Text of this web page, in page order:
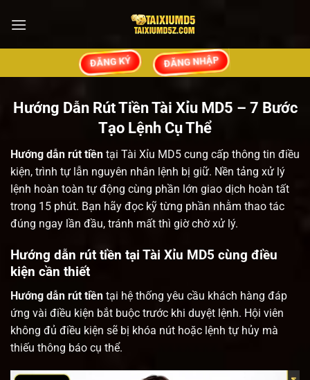
đến
ĐĂNG KÝ ĐĂNG NHẬP
Hướng Dẫn Rút Tiền Tài Xỉu MD5 – 7 Bước
Tạo Lệnh Cụ Thể
Hướng dẫn rút tiền tại Tài Xỉu MD5 cung cấp thông tin điều
kiện, trình tự lẫn nguyên nhân lệnh bị giữ. Nền tảng xử lý
lệnh hoàn toàn tự động cùng phần lớn giao dịch hoàn tất
trong 15 phút. Bạn hãy đọc kỹ từng phần nhằm thao tác
đúng ngay lần đầu, tránh mất thì giờ chờ xử lý.
Hướng dẫn rút tiền tại Tài Xỉu MD5 cùng điều
kiện cần thiết
Hướng dẫn rút tiền tại hệ thống yêu cầu khách hàng đáp
ứng vài điều kiện bắt buộc trước khi duyệt lệnh. Hội viên
không đủ điều kiện sẽ bị khóa nút hoặc lệnh tự hủy mà
thiếu thông báo cụ thể.